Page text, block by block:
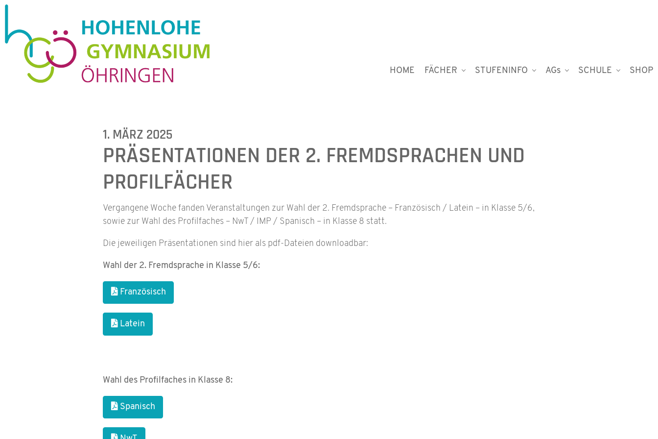
HOME FÄCHER STUFENINFO AGs SCHULE SHOP
1. MÄRZ 2025
PRÄSENTATIONEN DER 2. FREMDSPRACHEN UND
PROFILFÄCHER
Vergangene Woche fanden Veranstaltungen zur Wahl der 2. Fremdsprache – Französisch / Latein – in Klasse 5/6,
sowie zur Wahl des Profilfaches – NwT / IMP / Spanisch – in Klasse 8 statt.
Die jeweiligen Präsentationen sind hier als pdf-Dateien downloadbar:
Wahl der 2. Fremdsprache in Klasse 5/6:
Französisch
Latein
Wahl des Profilfaches in Klasse 8:
Spanisch